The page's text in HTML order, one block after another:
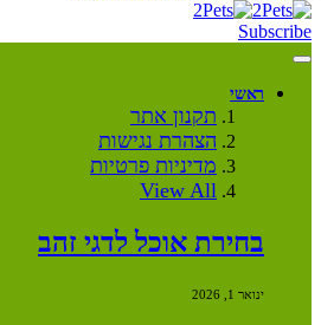
Subscribe
ראשי
תקנון אתר
הצהרת נגישות
מדיניות פרטיות
View All
בחירת אוכל לדגי זהב
ינואר 1, 2026